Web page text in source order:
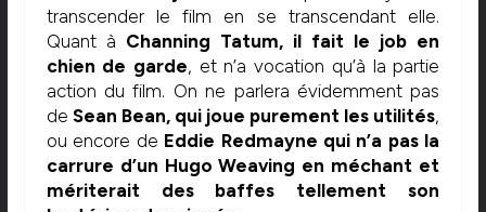
transcender le film en se transcendant elle.
Quant à Channing Tatum, il fait le job en
chien de garde, et n’a vocation qu’à la partie
action du film. On ne parlera évidemment pas
de Sean Bean, qui joue purement les utilités,
ou encore de Eddie Redmayne qui n’a pas la
carrure d’un Hugo Weaving en méchant et
mériterait des baffes tellement son